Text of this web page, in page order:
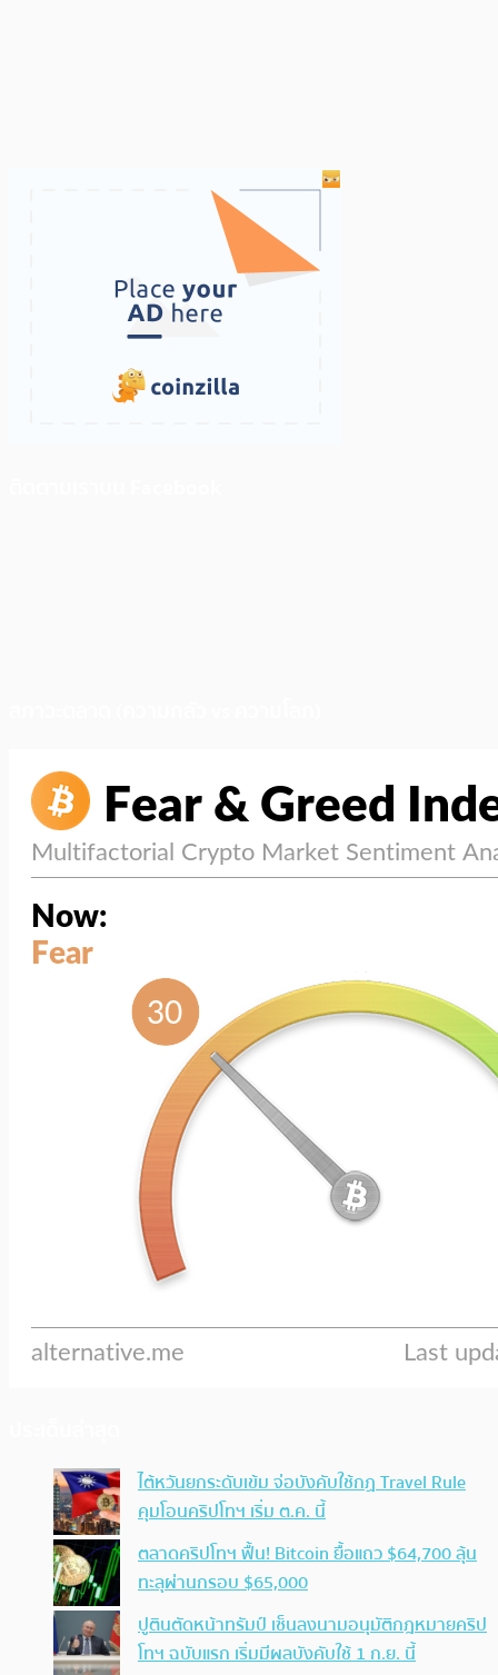
ไต้หวันยกระดับเข้ม จ่อบังคับใช้กฏ Travel Rule
คุมโอนคริปโทฯ เริ่ม ต.ค. นี้
ตลาดคริปโทฯ ฟื้น! Bitcoin ยื้อแถว $64,700 ลุ้น
ทะลุผ่านกรอบ $65,000
ปูตินตัดหน้าทรัมป์ เซ็นลงนามอนุมัติกฎหมายคริป
โทฯ ฉบับแรก เริ่มมีผลบังคับใช้ 1 ก.ย. นี้